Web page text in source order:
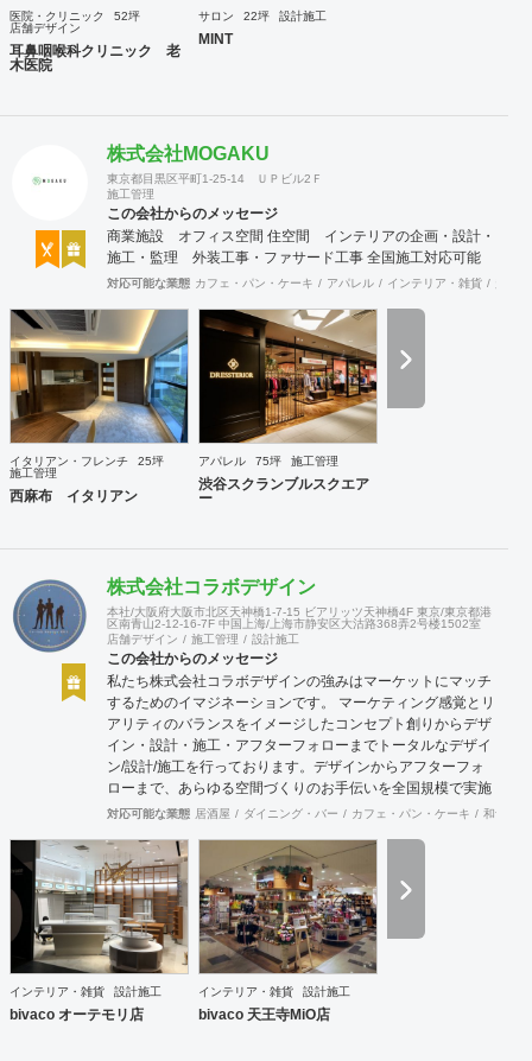
医院・クリニック
52坪
店舗デザイン
耳鼻咽喉科クリニック 老
木医院
サロン 22坪 設計施工
MINT
株式会社MOGAKU
東京都目黒区平町1-25-14 ＵＰビル2Ｆ
施工管理
この会社からのメッセージ
商業施設 オフィス空間 住空間 インテリアの企画・設計・
施工・監理 外装工事・ファサード工事 全国施工対応可能
対応可能な業態 カフェ・パン・ケーキ アパレル インテリア・雑貨
イタリアン・フレンチ
25坪
施工管理
西麻布 イタリアン
アパレル 75坪 施工管理
渋谷スクランブルスクエア
ー
株式会社コラボデザイン
本社/大阪府大阪市北区天神橋1-7-15 ビアリッツ天神橋4F 東京/東京都港
区南青山2-12-16-7F 中国上海/上海市静安区大沽路368弄2号楼1502室
店舗デザイン
施工管理 設計施工
この会社からのメッセージ
私たち株式会社コラボデザインの強みはマーケットにマッチ
するためのイマジネーションです。 マーケティング感覚とリ
アリティのバランスをイメージしたコンセプト創りからデザ
イン・設計・施工・アフターフォローまでトータルなデザイ
ン/設計/施工を行っております。デザインからアフターフォ
ローまで、あらゆる空間づくりのお手伝いを全国規模で実施
できます。上海にもオフィスがございますので、中国での実
対応可能な業態 居酒屋 ダイニング・バー カフェ・パン・ケーキ 和食・
インテリア・雑貨 設計施工
bivaco オーテモリ店
インテリア・雑貨 設計施工
bivaco 天王寺MiO店